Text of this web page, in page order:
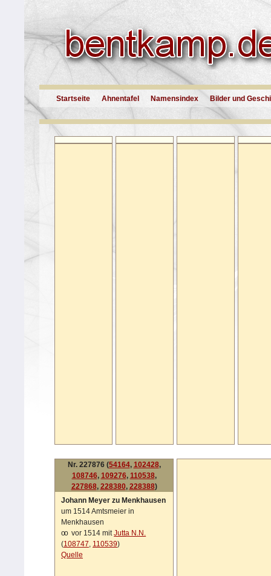
Startseite Ahnentafel Namensindex Bilder und
Nr. 227876 (54164, 102428,
108746, 109276, 110538,
227868, 228380, 228388)
Johann Meyer zu Menkhausen
um 1514 Amtsmeier in
Menkhausen
oo vor 1514 mitJutta N.N.
(108747, 110539)
Quelle